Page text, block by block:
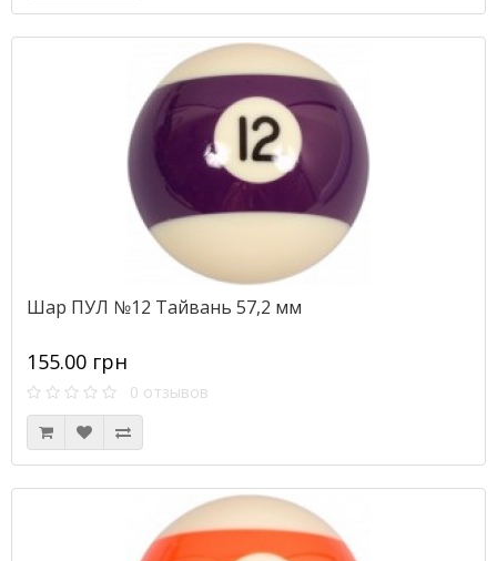
Шар ПУЛ №12 Тайвань 57,2 мм
155.00 грн
0 отзывов